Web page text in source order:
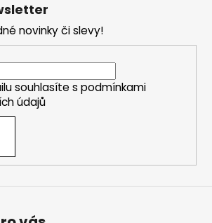
novinky či slevy!
souhlasíte s podmínkami
údajů